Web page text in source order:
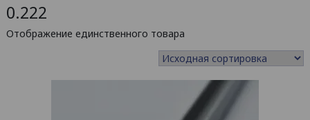
0.222
Отображение единственного товара